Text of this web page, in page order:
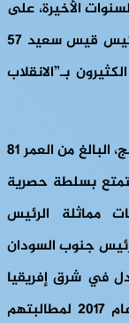
الأخيرة، على
سبيل المثال لا الحصر. وفي تونس، أقال الرئيس قيس سعيد 57
فيما وصفه الكثيرون بـ”الانقلاب
ويحمل زعيم غينيا الاستوائية، تيودورو أوبيانج، البالغ من العمر 81
بسلطة حصرية
مماثلة الرئيس
البالغ من العمر 91 عاما ورئيس جنوب السودان
العدل في شرق إفريقيا
كير بإعادة 14 قاضيًا كان قد فصلهم في عام 2017 لمطالبتهم